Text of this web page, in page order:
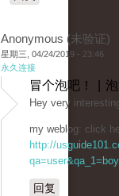
Anonymous (未验证)
星期三, 04/24/2019 - 23:46
永久连接
冒个泡吧！ |
Hey very
my weblog: click
http://
回复